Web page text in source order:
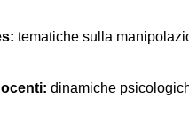
tematiche sulla
dinamiche